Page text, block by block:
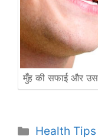
मुँह की सफाई और
Categories
Health Tips